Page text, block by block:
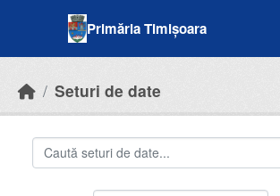
Primăria Timișoara
Seturi de date